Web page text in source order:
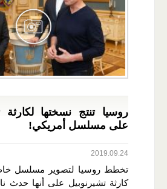
روسيا تنتج نسختها لكارثة
على مسلسل أمريكي!
2019.09.24
تخطط روسيا لتصوير مسلسل
كارثة تشيرنوبيل على أنها حدث